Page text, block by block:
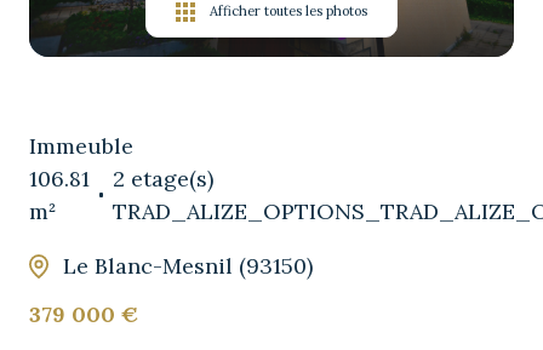
CONTACT
CLIENT
Afficher toutes les photos
Immeuble
106.81
m²
2 etage(s)
Le Blanc-Mesnil (93150)
379 000 €